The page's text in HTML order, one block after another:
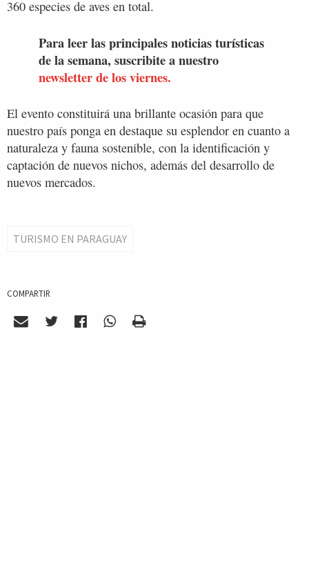
360 especies de aves en total.
Para leer las principales noticias turísticas
de la semana, suscribite a nuestro
newsletter de los viernes.
El evento constituirá una brillante ocasión para que
nuestro país ponga en destaque su esplendor en cuanto a
naturaleza y fauna sostenible, con la identificación y
captación de nuevos nichos, además del desarrollo de
nuevos mercados.
TURISMO EN PARAGUAY
COMPARTIR